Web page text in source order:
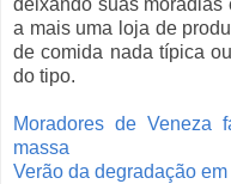
deixando suas moradias
a mais uma loja de
de comida nada típica
do tipo.
Moradores de Veneza
massa
Verão da degradação em